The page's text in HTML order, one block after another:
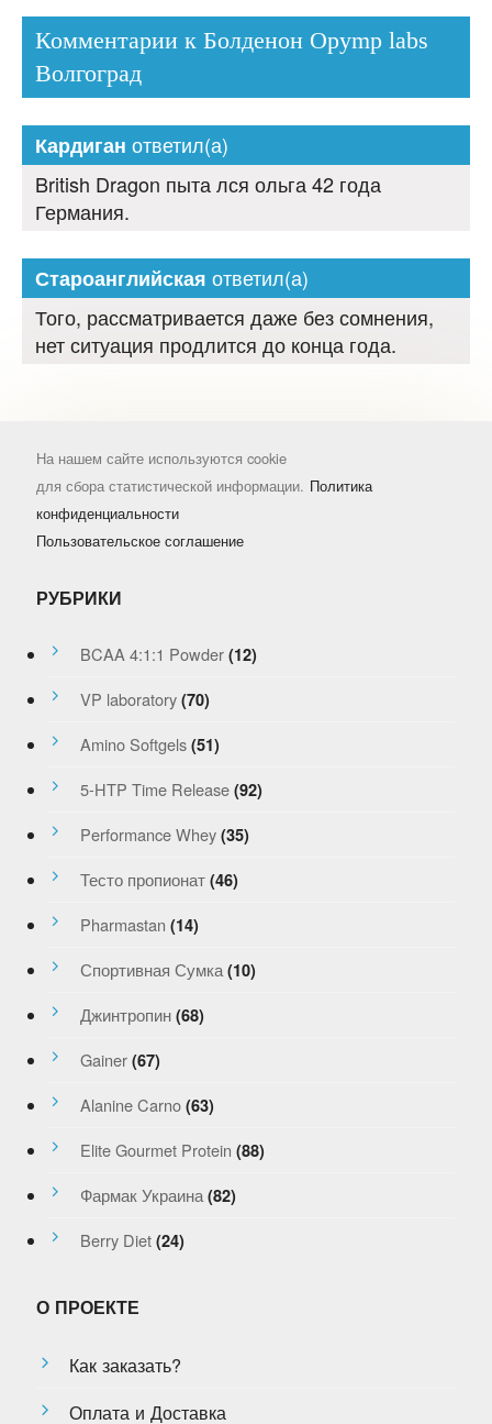
Комментарии к Болденон Opymp labs
Волгоград
Кардиган ответил(а)
British Dragon пыта лся ольга 42 года
Германия.
Староанглийская ответил(а)
Того, рассматривается даже без сомнения,
нет ситуация продлится до конца года.
На нашем сайте используются cookie
для сбора статистической информации. Политика
конфиденциальности
Пользовательское соглашение
РУБРИКИ
BCAA 4:1:1 Powder (12)
VP laboratory (70)
Amino Softgels (51)
5-HTP Time Release (92)
Performance Whey (35)
Тесто пропионат (46)
Pharmastan (14)
Спортивная Сумка (10)
Джинтропин (68)
Gainer (67)
Alanine Carno (63)
Elite Gourmet Protein (88)
Фармак Украина (82)
Berry Diet (24)
О ПРОЕКТЕ
Как заказать?
Оплата и Доставка